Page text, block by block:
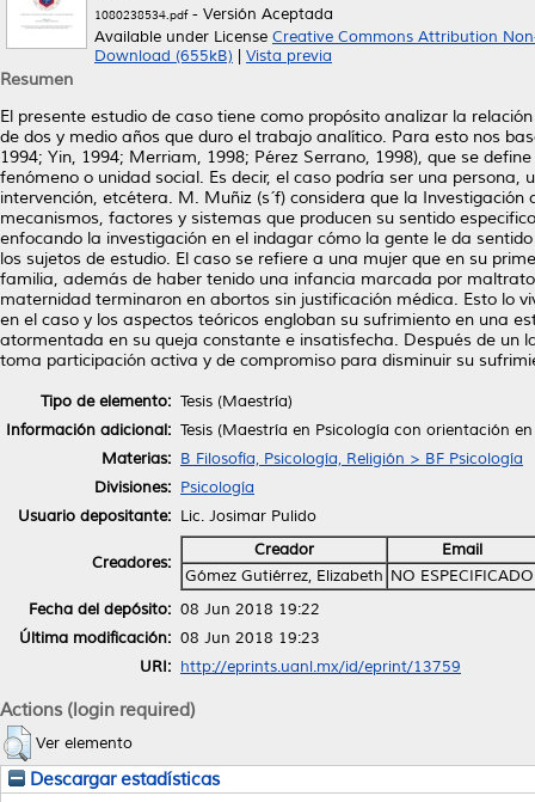
1080238534.pdf- Versión Aceptada
Available under License Creative Commons Attribution
Download (655kB)
Vista previa
Resumen
El presente estudio de caso tiene como propósito analizar la
de dos y medio años que duro el trabajo analítico. Para esto nos
1994; Yin, 1994; Merriam, 1998; Pérez Serrano, 1998), que se
fenómeno o unidad social. Es decir, el caso podría ser una
intervención, etcétera. M. Muñiz (s´f) considera que la
mecanismos, factores y sistemas que producen su sentido
enfocando la investigación en el indagar cómo la gente le da
los sujetos de estudio. El caso se refiere a una mujer que en su
familia, además de haber tenido una infancia marcada por
maternidad terminaron en abortos sin justificación médica. Esto lo
en el caso y los aspectos teóricos engloban su sufrimiento en una
atormentada en su queja constante e insatisfecha. Después de un
toma participación activa y de compromiso para disminuir su
Tipo de elemento: Tesis (Maestría)
Información adicional: Tesis (Maestría en Psicología con orientación
Materias: B Filosofía, Psicología, Religión > BF Psicología
Divisiones: Psicología
Usuario depositante: Lic. Josimar Pulido
Creadores:
Creador
Email
Gómez Gutiérrez, Elizabeth NO ESPECIFICADO
Fecha del depósito: 08 Jun 2018 19:22
Última modificación: 08 Jun 2018 19:23
URI: http://eprints.uanl.mx/id/eprint/13759
Actions (login required)
Ver elemento
Descargar estadísticas